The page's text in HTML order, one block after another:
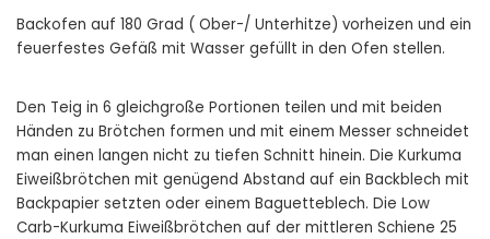
Backofen auf 180 Grad ( Ober-/ Unterhitze) vorheizen und ein
feuerfestes Gefäß mit Wasser gefüllt in den Ofen stellen.
Den Teig in 6 gleichgroße Portionen teilen und mit beiden
Händen zu Brötchen formen und mit einem Messer schneidet
man einen langen nicht zu tiefen Schnitt hinein. Die Kurkuma
Eiweißbrötchen mit genügend Abstand auf ein Backblech mit
Backpapier setzten oder einem Baguetteblech. Die Low
Carb-Kurkuma Eiweißbrötchen auf der mittleren Schiene 25